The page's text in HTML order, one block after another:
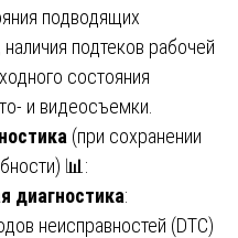
подводящих
подтеков рабочей
состояния
и видеосъемки.
(при сохранении
📊:
диагностика:
неисправностей (DTC)